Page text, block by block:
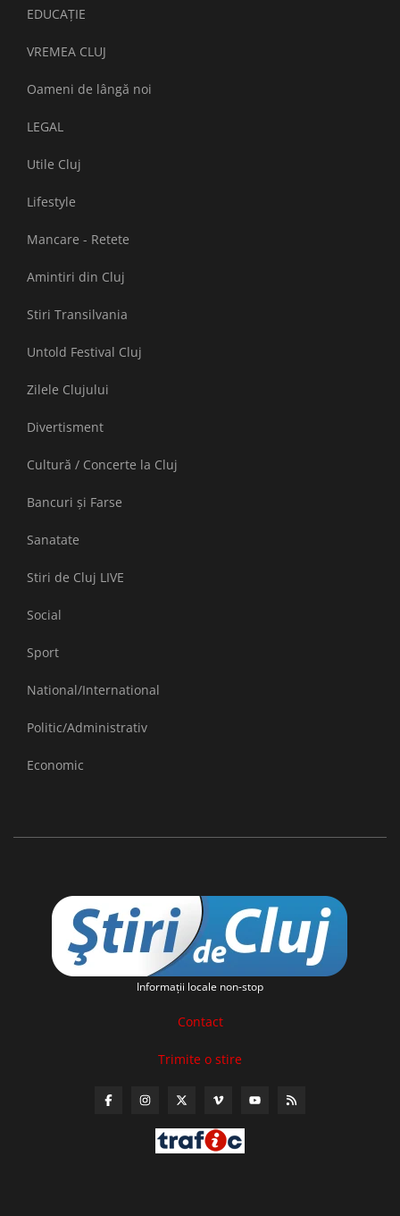
EDUCAȚIE
VREMEA CLUJ
Oameni de lângă noi
LEGAL
Utile Cluj
Lifestyle
Mancare - Retete
Amintiri din Cluj
Stiri Transilvania
Untold Festival Cluj
Zilele Clujului
Divertisment
Cultură / Concerte la Cluj
Bancuri și Farse
Sanatate
Stiri de Cluj LIVE
Social
Sport
National/International
Politic/Administrativ
Economic
Informaţii locale non-stop
Contact
Trimite o stire